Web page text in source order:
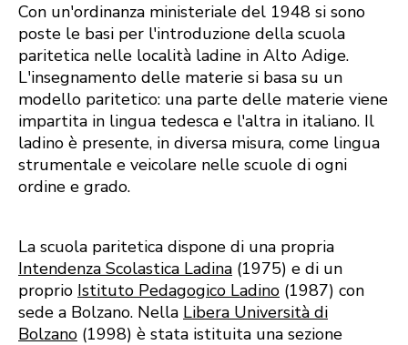
Con un'ordinanza ministeriale del 1948 si sono
poste le basi per l'introduzione della scuola
paritetica nelle località ladine in Alto Adige.
L'insegnamento delle materie si basa su un
modello paritetico: una parte delle materie viene
impartita in lingua tedesca e l'altra in italiano. Il
ladino è presente, in diversa misura, come lingua
strumentale e veicolare nelle scuole di ogni
ordine e grado.
La scuola paritetica dispone di una propria
Intendenza Scolastica Ladina (1975) e di un
proprio Istituto Pedagogico Ladino (1987) con
sede a Bolzano. Nella Libera Università di
Bolzano (1998) è stata istituita una sezione